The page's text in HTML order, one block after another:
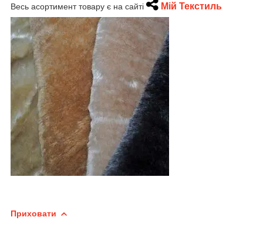
Весь асортимент товару є на сайті Мій Текстиль
Приховати